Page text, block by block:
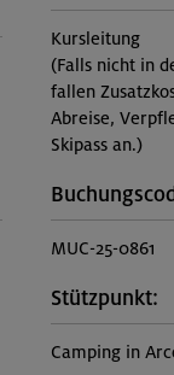
Kursleitung
(Falls nicht in
fallen
Abreise,
Skipass an.)
MUC-25-0861
Stützpunkt:
Camping in